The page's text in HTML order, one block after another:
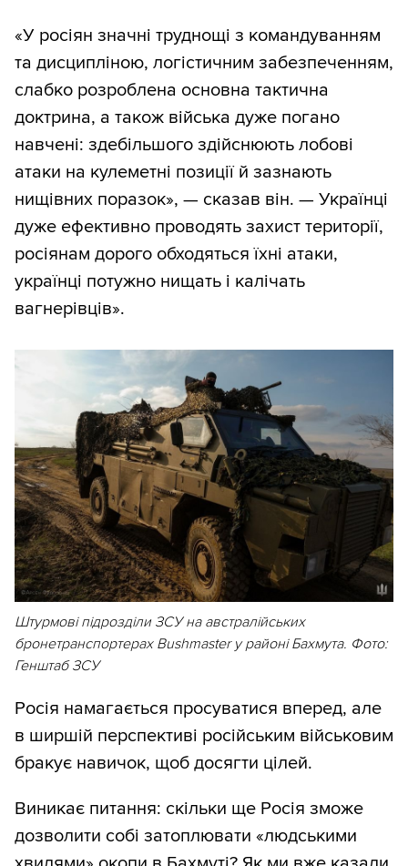
«У росіян значні труднощі з командуванням
та дисципліною, логістичним забезпеченням,
слабко розроблена основна тактична
доктрина, а також війська дуже погано
навчені: здебільшого здійснюють лобові
атаки на кулеметні позиції й зазнають
нищівних поразок», — сказав він. — Українці
дуже ефективно проводять захист території,
росіянам дорого обходяться їхні атаки,
українці потужно нищать і калічать
вагнерівців».
Штурмові підрозділи ЗСУ на австралійських
бронетранспортерах Bushmaster у районі Бахмута. Фото:
Генштаб ЗСУ
Росія намагається просуватися вперед, але
в ширшій перспективі російським військовим
бракує навичок, щоб досягти цілей.
Виникає питання: скільки ще Росія зможе
дозволити собі затоплювати «людськими